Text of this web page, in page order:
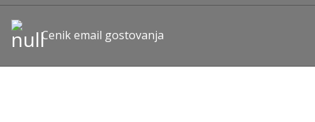
Cenik email gostovanja